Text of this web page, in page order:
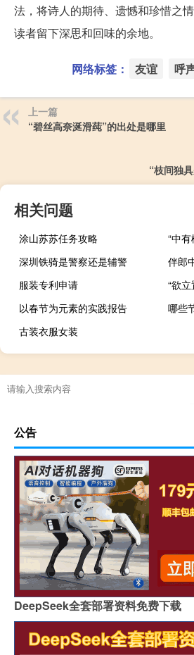
法，将诗人的期待、遗憾和珍惜之
读者留下深思和回味的余地。
网络标签： 友谊 呼
上一篇
“碧丝高奈涎滑莼”的出处是哪里
“枝间独
相关问题
涂山苏苏任务攻略
“中
深圳铁骑是警察还是辅警
伴郎
服装专利申请
“欲
以春节为元素的实践报告
哪些
古装衣服女装
公告
DeepSeek全套部署资料免费下载